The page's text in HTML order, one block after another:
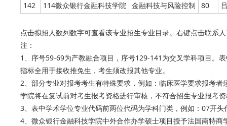
142
114微众银行金融科技学院 金融科技与风险控制 80
点击拟招人数列数字可查看该专业招生专业目录。右键点击联系
注：
1、序号59-69为产教融合项目，序号129-141为交叉学科项目。
指标全用于接收推免生，考生须改报其他专业。
2、部分专业对报考考生有特殊要求，例如：临床医学要求报考
学院将在复试前对考生报考资格进行审核，不符合招生专业报考
3、表中学术学位专业代码前两位代码为学科门类，例如：07开
4、微众银行金融科技学院中外合作办学硕士项目授予法国南特